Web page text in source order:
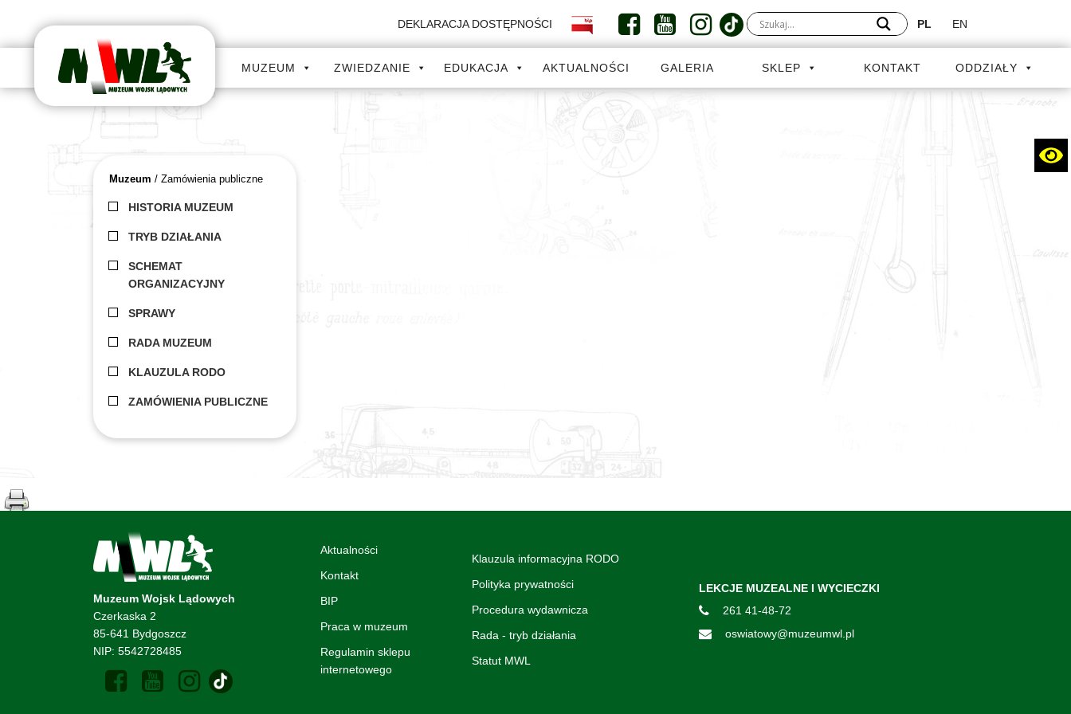
DEKLARACJA DOSTĘPNOŚCI PL EN
MUZEUM ZWIEDZANIE AKTUALNOŚCI
EDUKACJA GALERIA SKLEP KONTAKT ODDZIAŁY
Muzeum / Zamówienia publiczne
HISTORIA MUZEUM
TRYB DZIAŁANIA
SCHEMAT
ORGANIZACYJNY
SPRAWY
RADA MUZEUM
KLAUZULA RODO
ZAMÓWIENIA PUBLICZNE
Muzeum Wojsk Lądowych
Czerkaska 2
85-641 Bydgoszcz
NIP: 5542728485
Aktualności
Kontakt
BIP
Praca w muzeum
Regulamin sklepu
internetowego
Klauzula informacyjna RODO
Polityka prywatności
Procedura wydawnicza
Rada - tryb działania
Statut MWL
LEKCJE MUZEALNE I WYCIECZKI
261 41-48-72
oswiatowy@muzeumwl.pl